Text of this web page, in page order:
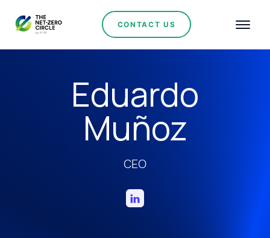
CONTACT US
Eduardo
Muñoz
CEO